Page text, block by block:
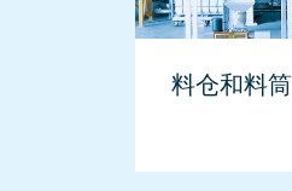
料仓和料筒